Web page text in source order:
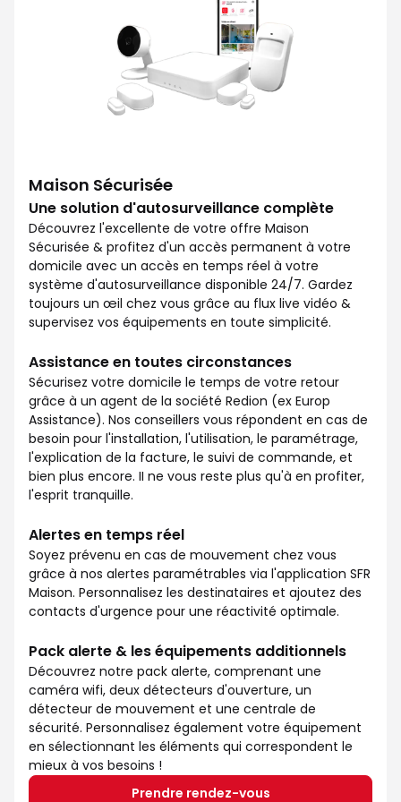
Maison Sécurisée
Une solution d'autosurveillance complète
Découvrez l'excellente de votre offre Maison
Sécurisée & profitez d'un accès permanent à votre
domicile avec un accès en temps réel à votre
système d'autosurveillance disponible 24/7. Gardez
toujours un œil chez vous grâce au flux live vidéo &
supervisez vos équipements en toute simplicité.
Assistance en toutes circonstances
Sécurisez votre domicile le temps de votre retour
grâce à un agent de la société Redion (ex Europ
Assistance). Nos conseillers vous répondent en cas de
besoin pour l'installation, l'utilisation, le paramétrage,
l'explication de la facture, le suivi de commande, et
bien plus encore. II ne vous reste plus qu'à en profiter,
l'esprit tranquille.
Alertes en temps réel
Soyez prévenu en cas de mouvement chez vous
grâce à nos alertes paramétrables via l'application SFR
Maison. Personnalisez les destinataires et ajoutez des
contacts d'urgence pour une réactivité optimale.
Pack alerte & les équipements additionnels
Découvrez notre pack alerte, comprenant une
caméra wifi, deux détecteurs d'ouverture, un
détecteur de mouvement et une centrale de
sécurité. Personnalisez également votre équipement
en sélectionnant les éléments qui correspondent le
mieux à vos besoins !
Prendre rendez-vous